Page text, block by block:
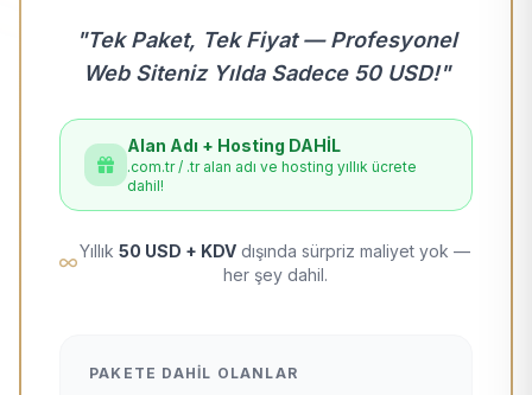
"Tek Paket, Tek Fiyat — Profesyonel
Web Siteniz Yılda Sadece 50 USD!"
Alan Adı + Hosting DAHİL
.com.tr / .tr alan adı ve hosting yıllık ücrete
dahil!
Yıllık 50 USD + KDV dışında sürpriz maliyet yok —
her şey dahil.
PAKETE DAHIL OLANLAR